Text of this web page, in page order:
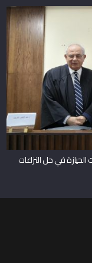
في حل النزاعات